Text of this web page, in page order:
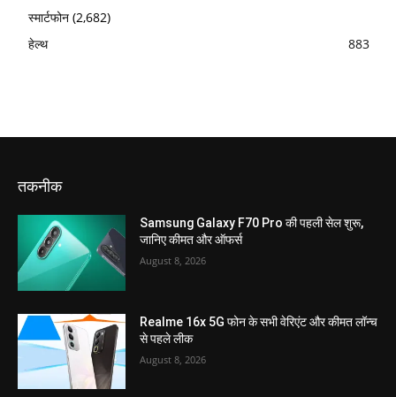
स्मार्टफोन (2,682)
हेल्थ
883
तकनीक
Samsung Galaxy F70 Pro की पहली सेल शुरू,
जानिए कीमत और ऑफर्स
August 8, 2026
Realme 16x 5G फोन के सभी वेरिएंट और कीमत लॉन्च
से पहले लीक
August 8, 2026